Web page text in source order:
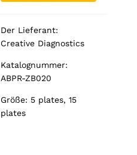
Der Lieferant:
Creative Diagnostics
Katalognummer:
ABPR-ZB020
Größe: 5 plates, 15
plates